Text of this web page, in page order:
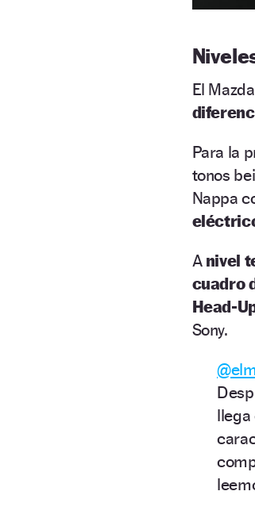
El
Para la
tonos
Nappa
Anivel
cuadro
Head-
Sony.
llega